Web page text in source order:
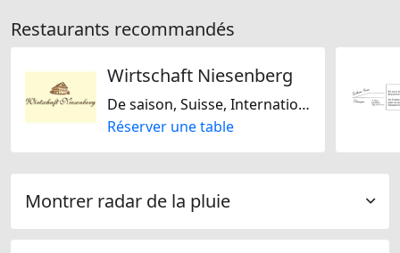
Restaurants recommandés
Wirtschaft Niesenberg
De saison, Suisse, Internationale, Régionale
Réserver une table
Montrer radar de la pluie